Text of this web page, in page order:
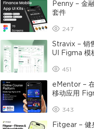
Penny – 金
套件
247
Stravix – 销
UI Figma 模
451
eMentor –
移动应用
343
Fitgear – 健